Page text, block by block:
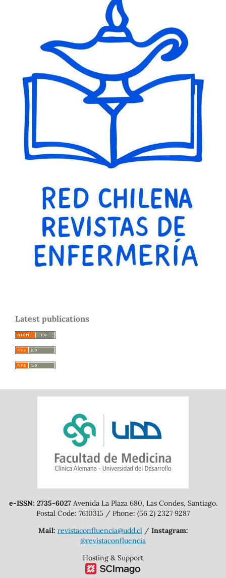
Latest publications
e-ISSN: 2735-6027Avenida La Plaza 680, Las Condes, Santiago.
Postal Code: 7610315 / Phone: (56 2) 2327 9287
Mail: revistaconfluencia@udd.cl/ Instagram:
@revistaconfluencia
Hosting & Support